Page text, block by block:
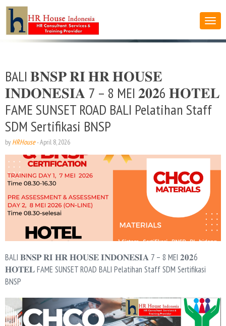
BALI 𝐁𝐍𝐒𝐏 𝐑𝐈 𝐇𝐑 𝐇𝐎𝐔𝐒𝐄
𝐈𝐍𝐃𝐎𝐍𝐄𝐒𝐈𝐀 7 – 8 MEI 𝟐𝟎𝟐6 𝐇𝐎𝐓𝐄𝐋
FAME SUNSET ROAD BALI Pelatihan Staff
SDM Sertifikasi BNSP
by HRHouse-April 8, 2026
BALI 𝐁𝐍𝐒𝐏 𝐑𝐈 𝐇𝐑 𝐇𝐎𝐔𝐒𝐄 𝐈𝐍𝐃𝐎𝐍𝐄𝐒𝐈𝐀 7 – 8 MEI 𝟐𝟎𝟐6
𝐇𝐎𝐓𝐄𝐋 FAME SUNSET ROAD BALI Pelatihan Staff SDM Sertifikasi
BNSP